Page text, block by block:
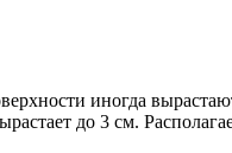
иногда
до 3 см.